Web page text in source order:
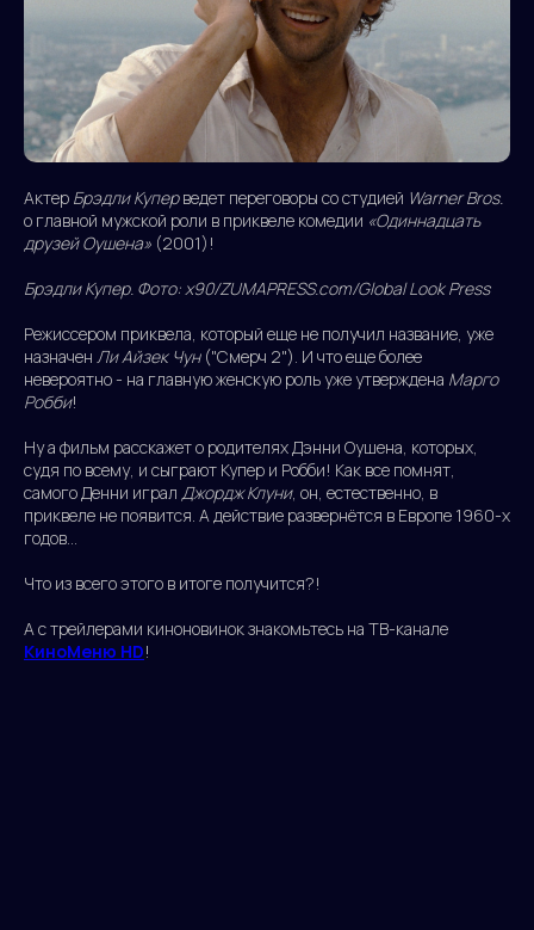
Актер Брэдли Куперведет переговоры со студией Warner Bros.
о главной мужской роли в приквеле комедии «Одиннадцать
друзей Оушена» (2001)!
Брэдли Купер. Фото: x90/ZUMAPRESS.com/Global Look Press
Режиссером приквела, который еще не получил название, уже
назначен Ли Айзек Чун("Смерч 2"). И что еще более
невероятно - на главную женскую роль уже утверждена Марго
Робби!
Ну а фильм расскажет о родителях Дэнни Оушена, которых,
судя по всему, и сыграют Купер и Робби! Как все помнят,
самого Денни играл Джордж Клуни, он, естественно, в
приквеле не появится. А действие развернётся в Европе 1960-х
годов...
Что из всего этого в итоге получится?!
A с трейлерами киноновинок знакомьтесь на ТВ-канале
КиноМеню HD!